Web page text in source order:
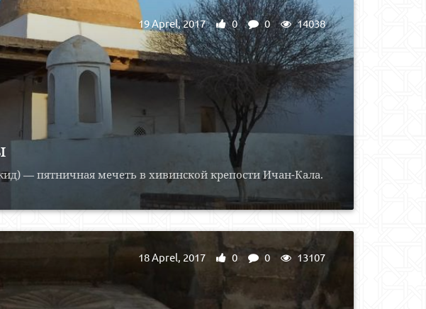
— пятничная мечеть в хивинской крепости Ичан-Кала.
19 Aprel, 2017 0 0 14038
18 Aprel, 2017 0 0 13107